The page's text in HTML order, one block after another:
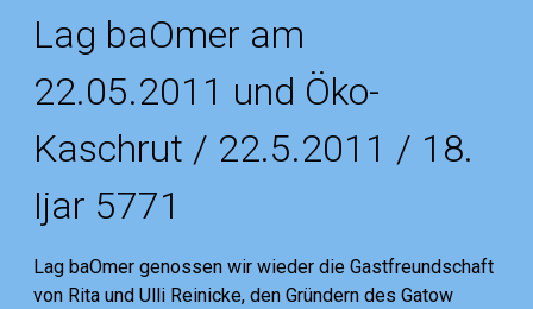
Lag baOmer am
22.05.2011 und Öko-
Kaschrut / 22.5.2011 / 18.
Ijar 5771
Lag baOmer genossen wir wieder die Gastfreundschaft
von Rita und Ulli Reinicke, den Gründern des Gatow